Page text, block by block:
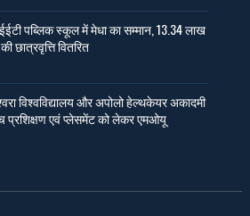
पब्लिक स्कूल में मेधा का सम्मान, 13.34 लाख
छात्रवृत्ति वितरित
विश्वविद्यालय और अपोलो हेल्थकेयर अकादमी
प्रशिक्षण एवं प्लेसमेंट को लेकर एमओयू